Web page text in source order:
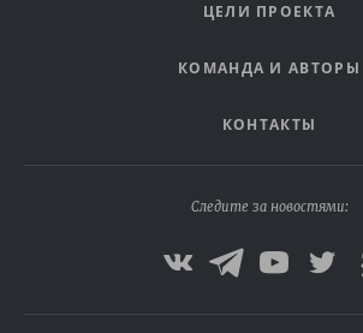
ЦЕЛИ ПРОЕКТА
КОМАНДА И АВТОРЫ
КОНТАКТЫ
Следите за новостями: